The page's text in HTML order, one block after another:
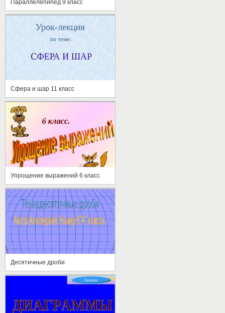
Параллелепипед 9 класс
Сфера и шар 11 класс
Упрощение выражений 6 класс
Десятичные дроби